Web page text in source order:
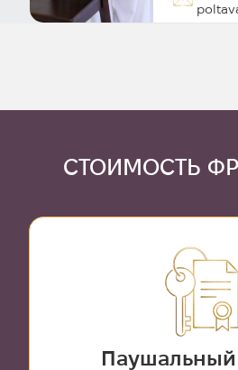
СТОИМОСТЬ
Паушальный